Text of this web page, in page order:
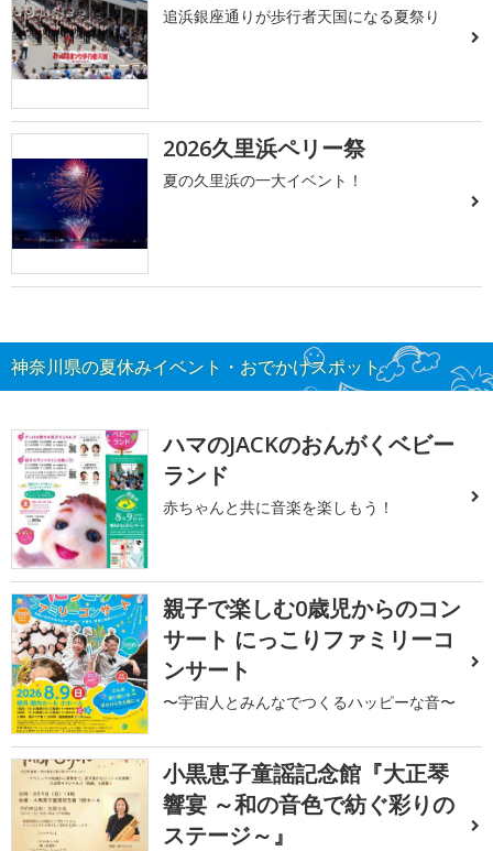
追浜銀座通りが歩行者天国になる夏祭り
2026久里浜ペリー祭
夏の久里浜の一大イベント！
神奈川県の夏休みイベント・おでかけスポット
ハマのJACKのおんがくベビー
ランド
赤ちゃんと共に音楽を楽しもう！
親子で楽しむ0歳児からのコン
サート にっこりファミリーコ
ンサート
〜宇宙人とみんなでつくるハッピーな音〜
小黒恵子童謡記念館『大正琴
響宴 ～和の音色で紡ぐ彩りの
ステージ～』